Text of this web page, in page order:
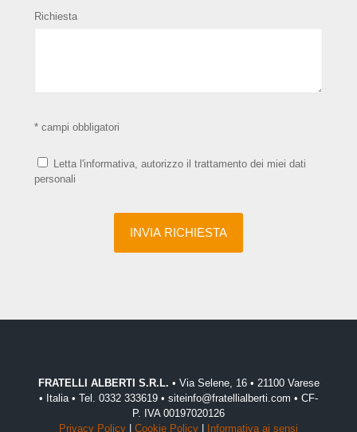
Richiesta
* campi obbligatori
Letta l'informativa, autorizzo il trattamento dei miei dati
personali
FRATELLI ALBERTI S.R.L. • Via Selene, 16 • 21100 Varese
• Italia • Tel. 0332 333619 • siteinfo@fratellialberti.com • CF-
P. IVA 00197020126
Privacy Policy
Cookie Policy Informativa ai sensi